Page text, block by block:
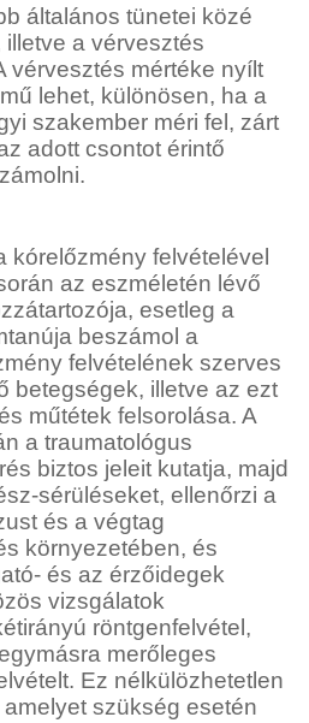
általános tünetei közé
a vérvesztés
vérvesztés mértéke nyílt
lehet, különösen, ha a
szakember méri fel, zárt
adott csontot érintő
kórelőzmény felvételével
az eszméletén lévő
esetleg a
beszámol a
felvételének szerves
betegségek, illetve az ezt
műtétek felsorolása. A
a traumatológus
biztos jeleit kutatja, majd
sérüléseket, ellenőrzi a
és a végtag
környezetében, és
és az érzőidegek
vizsgálatok
röntgenfelvétel,
merőleges
Ez nélkülözhetetlen
szükség esetén